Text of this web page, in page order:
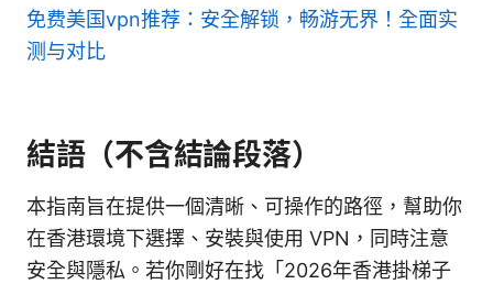
免费美国vpn推荐：安全解锁，畅游无界！全面实
测与对比
結語（不含結論段落）
本指南旨在提供一個清晰、可操作的路徑，幫助你
在香港環境下選擇、安裝與使用 VPN，同時注意
安全與隱私。若你剛好在找「2026年香港掛梯子